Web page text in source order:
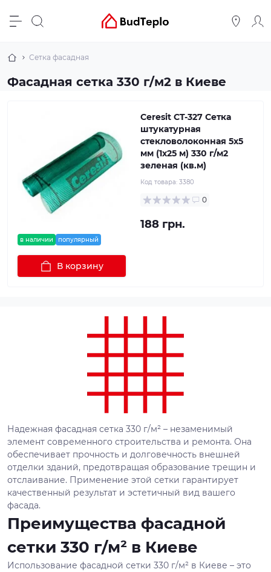
Сетка фасадная
Фасадная сетка 330 г/м2 в Киеве
в наличии популярный
Ceresit CT-327 Сетка
штукатурная
стекловолоконная 5x5
мм (1x25 м) 330 г/м2
зеленая (кв.м)
Код товара: 3380
0
188 грн.
В корзину
Надежная фасадная сетка 330 г/м² – незаменимый
элемент современного строительства и ремонта. Она
обеспечивает прочность и долговечность внешней
отделки зданий, предотвращая образование трещин и
отслаивание. Применение этой сетки гарантирует
качественный результат и эстетичный вид вашего
фасада.
Преимущества фасадной
сетки 330 г/м² в Киеве
Использование фасадной сетки 330 г/м² в Киеве – это